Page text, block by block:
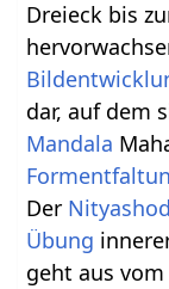
Dreieck bis
dar, auf dem
Mandala
Der Nitya
Übung
geht aus